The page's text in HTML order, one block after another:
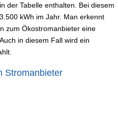
der Tabelle enthalten. Bei diesem
kWh im Jahr. Man erkennt
zum Ökostromanbieter eine
in diesem Fall wird ein
Stromanbieter